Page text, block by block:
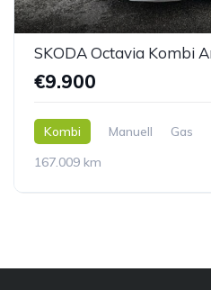
€9.900
Kombi Manuell Gas
167.009 km